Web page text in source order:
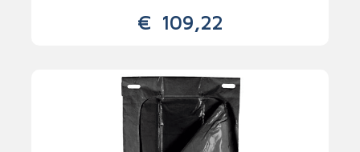
€ 109,22